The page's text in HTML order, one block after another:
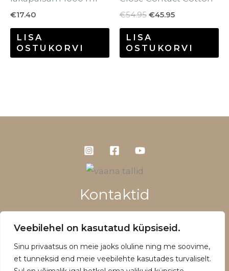
Veebilehel on kasutatud küpsiseid.
Sinu privaatsus on meie jaoks oluline ning me soovime,
et tunneksid end meie veebilehte kasutades turvaliselt.
€17.40
LISA
OSTUKORVI
€54.95 €45.95
LISA
OSTUKORVI
Kontaktid
+372 5660 1028
Müügitingimused ja privaatsuspoliitika